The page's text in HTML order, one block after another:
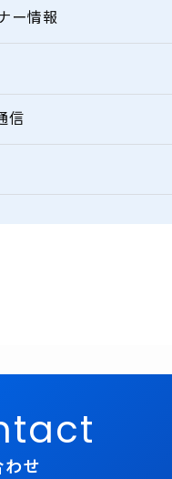
ー情報
信
せ